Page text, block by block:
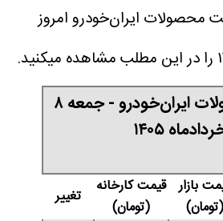
محصولات ایران‌خودرو امروز
قیمت محصولات ایران‌خودرو - جمعه ۸
۱۴۰۵
بازار
(تومان)
قیمت کارخانه
(تومان)
تغییر